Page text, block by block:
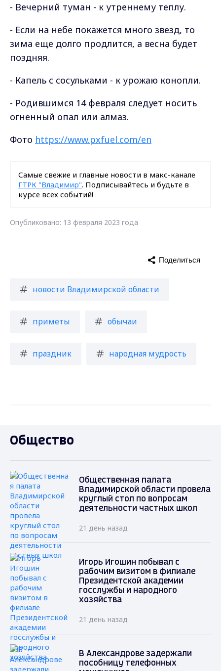
- Вечерний туман - к утреннему теплу.
- Если на небе покажется много звезд, то
зима еще долго продлится, а весна будет
поздняя.
- Капель с сосульками - к урожаю конопли.
- Родившимся 14 февраля следует носить
огненный опал или алмаз.
Фото https://www.pxfuel.com/en
Самые свежие и главные новости в макс-канале
ГТРК "Владимир". Подписывайтесь и будьте в
курсе всех событий!
Опубликовано: 13 февраля 2023 года
новости Владимирской области
приметы обычаи
праздник народная мудрость
Поделиться
Общество
Общественная палата
Владимирской области провела
круглый стол по вопросам
деятельности частных школ
21 день назад
Игорь Игошин побывал с
рабочим визитом в филиале
Президентской академии
госслужбы и народного
хозяйства
21 день назад
В Александрове задержали
пособницу телефонных